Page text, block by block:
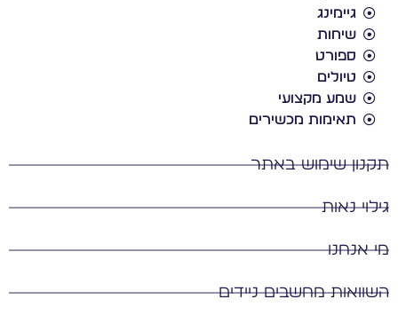
גיימינג
שיחות
ספורט
טיולים
שמע מקצועי
תאימות מכשירים
תקנון שימוש באתר
גילוי נאות
מי אנחנו
השוואות מחשבים ניידים